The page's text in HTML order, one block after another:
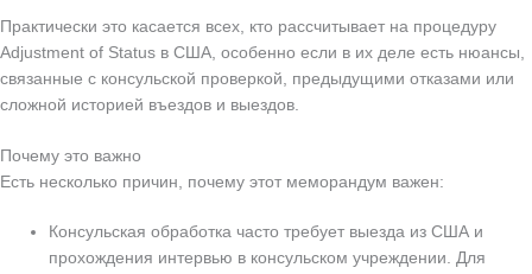
Практически это касается всех, кто рассчитывает на процедуру
Adjustment of Status в США, особенно если в их деле есть нюансы,
связанные с консульской проверкой, предыдущими отказами или
сложной историей въездов и выездов.
Почему это важно
Есть несколько причин, почему этот меморандум важен:
Консульская обработка часто требует выезда из США и
прохождения интервью в консульском учреждении. Для